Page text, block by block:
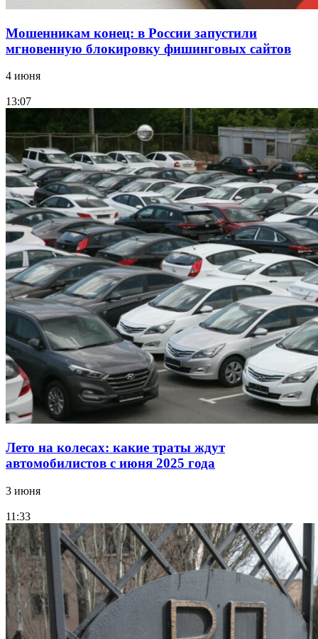
Мошенникам конец: в России запустили
мгновенную блокировку фишинговых сайтов
4 июня
13:07
Лето на колесах: какие траты ждут
автомобилистов с июня 2025 года
3 июня
11:33